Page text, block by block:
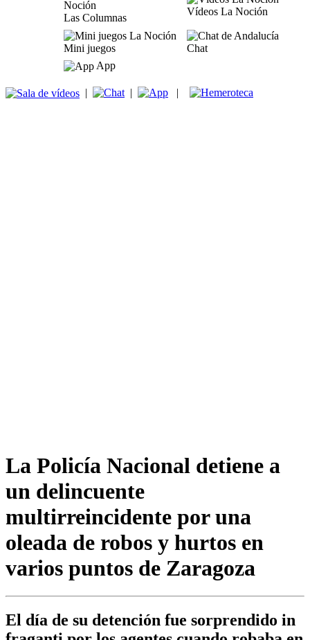
Las Columnas
Vídeos La Noción
Mini juegos
Chat
App
| | |
La Policía Nacional detiene a
un delincuente
multirreincidente por una
oleada de robos y hurtos en
varios puntos de Zaragoza
El día de su detención fue sorprendido in